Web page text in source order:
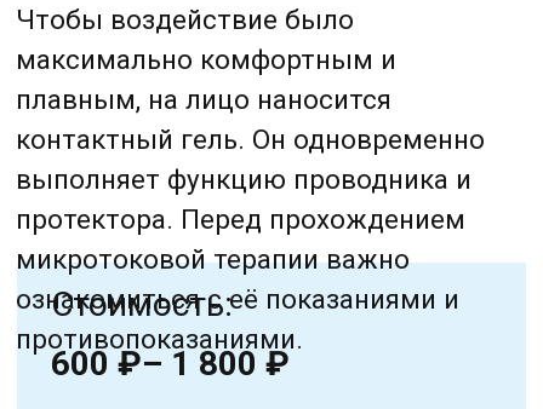
микротоковой терапии важно
ознакомиться с её показаниями и
противопоказаниями.
Стоимость:
Записаться